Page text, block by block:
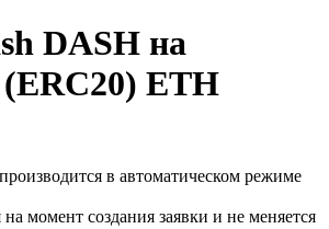
DASH на
ETH
в автоматическом режиме
момент создания заявки и не меняется